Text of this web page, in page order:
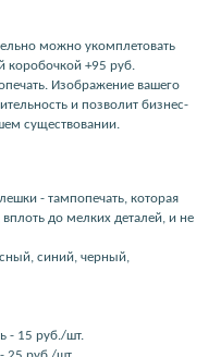
можно укомплетовать
коробочкой +95 руб.
Изображение вашего
и позволит бизнес-
существовании.
- тампопечать, которая
до мелких деталей, и не
синий, черный,
- 15 руб./шт.